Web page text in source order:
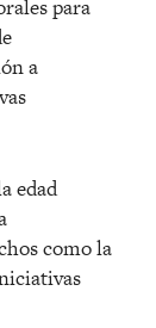
para
a
edad
como la